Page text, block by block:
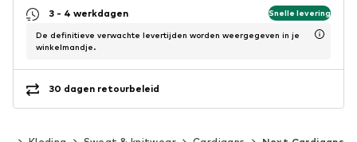
3 - 4 werkdagen Snelle levering
De definitieve verwachte levertijden worden weergegeven in je
winkelmandje.
30 dagen retourbeleid